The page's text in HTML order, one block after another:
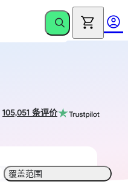
105,051 条评价
覆盖范围